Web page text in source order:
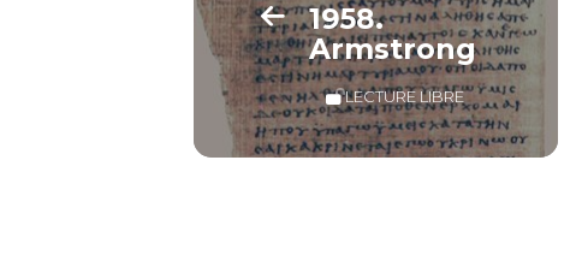
1958.
Armstrong
LECTURE LIBRE